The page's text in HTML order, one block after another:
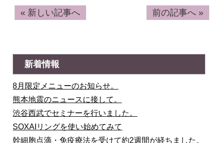
« 新しい記事へ 前の記事へ »
新着情報
8月限定メニューのお知らせ。
熊本地震のニュースに接して。
渋谷西武でセミナーを行いました。
SOXAIリングを使い始めてみて
幹細胞点滴・免疫療法を受けて約2週間が経ちました。